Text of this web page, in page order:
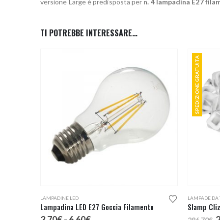
TI POTREBBE INTERESSARE…
LAMPADINE LED
Lampadina LED E27 Goccia Filamento
SPEDIZIONE GRATUITA
LAMPADE DA
Slamp